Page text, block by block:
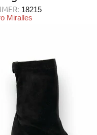
18215
Miralles